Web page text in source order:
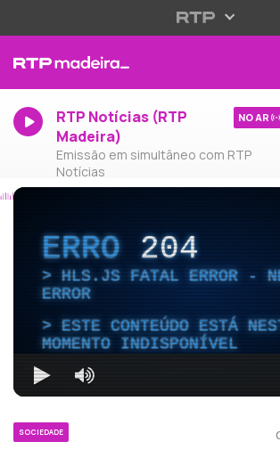
RTP Notícias (RTP
Madeira)
Emissão em simultâneo com RTP
Notícias
NO AR
ERRO204
HLS.JS FATAL ERROR -
ERROR
ESTE CONTEÚDO ESTÁ
MOMENTO INDISPONÍVEL
SOCIEDADE